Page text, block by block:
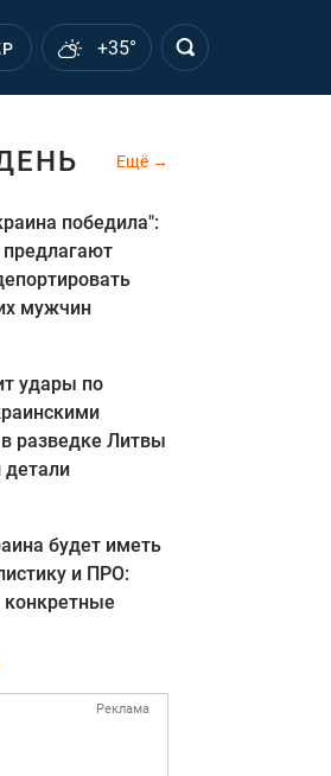
+35°
Ещё
победила":
мужчин
удары по
разведке Литвы
детали
будет иметь
и ПРО:
Реклама